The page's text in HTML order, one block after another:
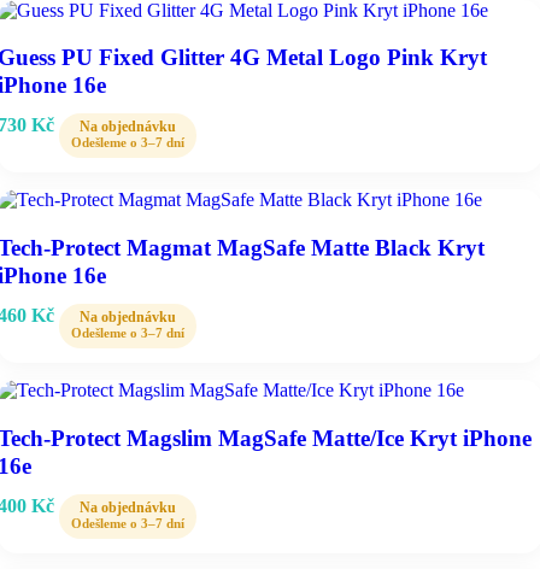
PU Fixed Glitter 4G Metal Logo Pink Kryt
16e
Kč
Protect Magmat MagSafe Matte Black Kryt
16e
Kč
Protect Magslim MagSafe Matte/Ice Kryt iPhone
Kč